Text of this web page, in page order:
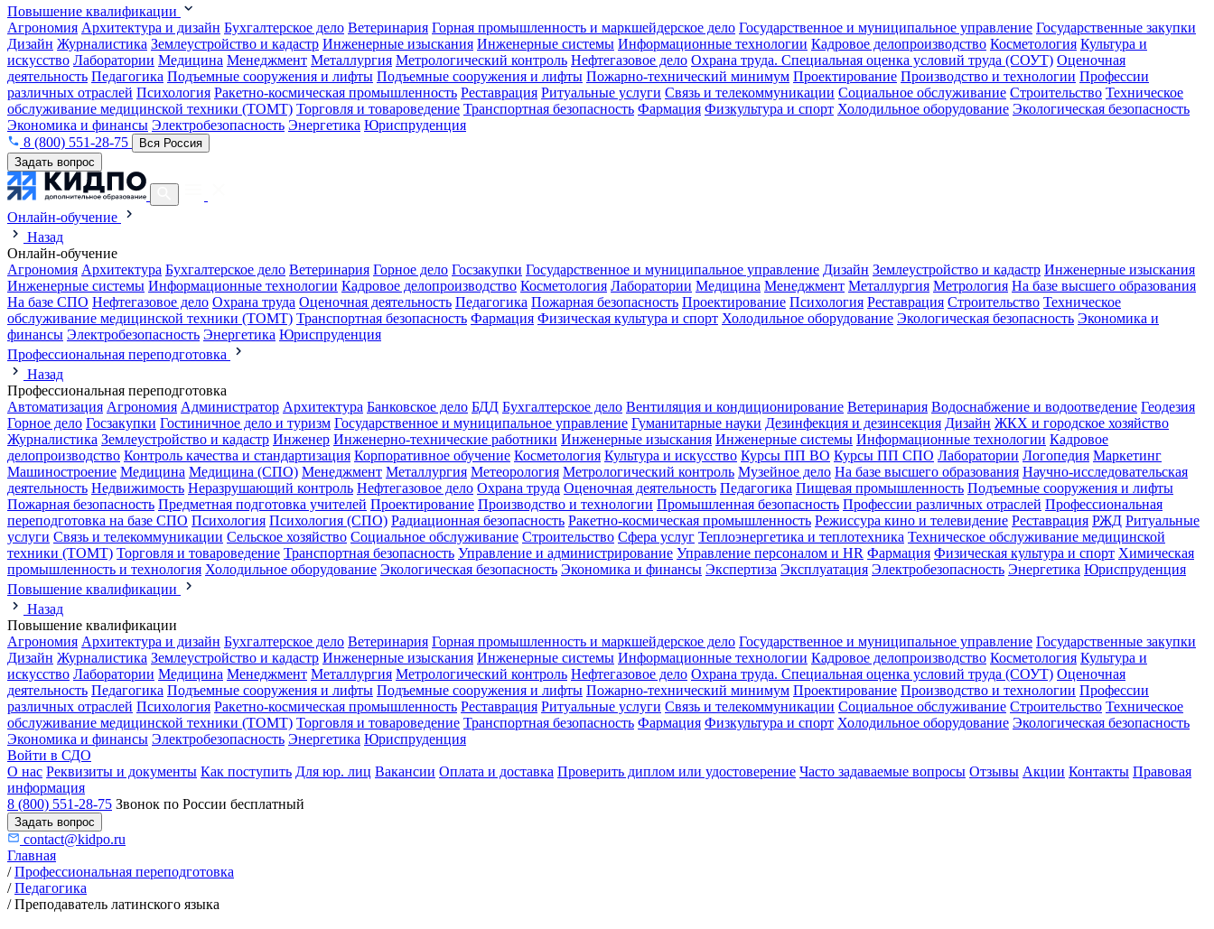
Повышение квалификации
Агрономия Архитектура и дизайн Бухгалтерское дело Ветеринария Горная промышленность и маркшейдерское дело Государственное и муниципальное управление Государственные закупки
Дизайн Журналистика Землеустройство и кадастр Инженерные изыскания Инженерные системы Информационные технологии Кадровое делопроизводство Косметология Культура и
искусство Лаборатории Медицина Менеджмент Металлургия Метрологический контроль Нефтегазовое дело Охрана труда. Специальная оценка условий труда (СОУТ) Оценочная
деятельность Педагогика Подъемные сооружения и лифты Подъемные сооружения и лифты Пожарно-технический минимум Проектирование Производство и технологии Профессии
различных отраслей Психология Ракетно-космическая промышленность Реставрация Ритуальные услуги Связь и телекоммуникации Социальное обслуживание Строительство Техническое
обслуживание медицинской техники (ТОМТ) Торговля и товароведение Транспортная безопасность Фармация Физкультура и спорт Холодильное оборудование Экологическая безопасность
Экономика и финансы Электробезопасность Энергетика Юриспруденция
8 (800) 551-28-75
Вся Россия
Задать вопрос
Онлайн-обучение
Назад
Онлайн-обучение
Агрономия Архитектура Бухгалтерское дело Ветеринария Горное дело Госзакупки Государственное и муниципальное управление Дизайн Землеустройство и кадастр Инженерные изыскания
Инженерные системы Информационные технологии Кадровое делопроизводство Косметология Лаборатории Медицина Менеджмент Металлургия Метрология На базе высшего образования
На базе СПО Нефтегазовое дело Охрана труда Оценочная деятельность Педагогика Пожарная безопасность Проектирование Психология Реставрация Строительство Техническое
обслуживание медицинской техники (ТОМТ) Транспортная безопасность Фармация Физическая культура и спорт Холодильное оборудование Экологическая безопасность Экономика и
финансы Электробезопасность Энергетика Юриспруденция
Профессиональная переподготовка
Назад
Профессиональная переподготовка
Автоматизация Агрономия Администратор Архитектура Банковское дело БДД Бухгалтерское дело Вентиляция и кондиционирование Ветеринария Водоснабжение и водоотведение Геодезия
Горное дело Госзакупки Гостиничное дело и туризм Государственное и муниципальное управление Гуманитарные науки Дезинфекция и дезинсекция Дизайн ЖКХ и городское хозяйство
Журналистика Землеустройство и кадастр Инженер Инженерно-технические работники Инженерные изыскания Инженерные системы Информационные технологии Кадровое
делопроизводство Контроль качества и стандартизация Корпоративное обучение Косметология Культура и искусство Курсы ПП ВО Курсы ПП СПО Лаборатории Логопедия Маркетинг
Машиностроение Медицина Медицина (СПО) Менеджмент Металлургия Метеорология Метрологический контроль Музейное дело На базе высшего образования Научно-исследовательская
деятельность Недвижимость Неразрушающий контроль Нефтегазовое дело Охрана труда Оценочная деятельность Педагогика Пищевая промышленность Подъемные сооружения и лифты
Пожарная безопасность Предметная подготовка учителей Проектирование Производство и технологии Промышленная безопасность Профессии различных отраслей Профессиональная
переподготовка на базе СПО Психология Психология (СПО) Радиационная безопасность Ракетно-космическая промышленность Режиссура кино и телевидение Реставрация РЖД Ритуальные
услуги Связь и телекоммуникации Сельское хозяйство Социальное обслуживание Строительство Сфера услуг Теплоэнергетика и теплотехника Техническое обслуживание медицинской
техники (ТОМТ) Торговля и товароведение Транспортная безопасность Управление и администрирование Управление персоналом и HR Фармация Физическая культура и спорт Химическая
промышленность и технология Холодильное оборудование Экологическая безопасность Экономика и финансы Экспертиза Эксплуатация Электробезопасность Энергетика Юриспруденция
Повышение квалификации
Назад
Повышение квалификации
Агрономия Архитектура и дизайн Бухгалтерское дело Ветеринария Горная промышленность и маркшейдерское дело Государственное и муниципальное управление Государственные закупки
Дизайн Журналистика Землеустройство и кадастр Инженерные изыскания Инженерные системы Информационные технологии Кадровое делопроизводство Косметология Культура и
искусство Лаборатории Медицина Менеджмент Металлургия Метрологический контроль Нефтегазовое дело Охрана труда. Специальная оценка условий труда (СОУТ) Оценочная
деятельность Педагогика Подъемные сооружения и лифты Подъемные сооружения и лифты Пожарно-технический минимум Проектирование Производство и технологии Профессии
различных отраслей Психология Ракетно-космическая промышленность Реставрация Ритуальные услуги Связь и телекоммуникации Социальное обслуживание Строительство Техническое
обслуживание медицинской техники (ТОМТ) Торговля и товароведение Транспортная безопасность Фармация Физкультура и спорт Холодильное оборудование Экологическая безопасность
Экономика и финансы Электробезопасность Энергетика Юриспруденция
Войти в СДО
О нас Реквизиты и документы Как поступить Для юр. лиц Вакансии Оплата и доставка Проверить диплом или удостоверение Часто задаваемые вопросы Отзывы Акции Контакты Правовая
информация
8 (800) 551-28-75 Звонок по России бесплатный
Задать вопрос
contact@kidpo.ru
Главная
/ Профессиональная переподготовка
/ Педагогика
/ Преподаватель латинского языка